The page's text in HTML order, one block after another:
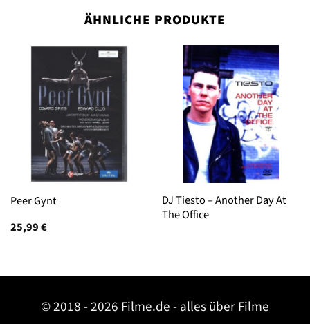
ÄHNLICHE PRODUKTE
Peer Gynt
25,99€
DJ Tiesto – Another Day At
The Office
© 2018 - 2026 Filme.de - alles über Filme